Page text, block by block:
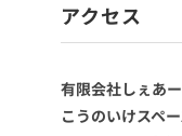
アクセス
有限会社しぇあ
こうのいけスペ